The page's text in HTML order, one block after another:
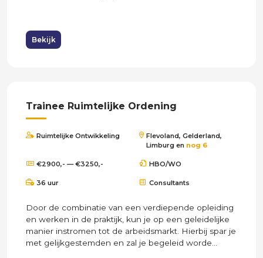
Bekijk
Trainee Ruimtelijke Ordening
Ruimtelijke Ontwikkeling
Flevoland, Gelderland,
Limburg en nog 6
€2900,- — €3250,- HBO/WO
36 uur Consultants
Door de combinatie van een verdiepende opleiding
en werken in de praktijk, kun je op een geleidelijke
manier instromen tot de arbeidsmarkt. Hierbij spar je
met gelijkgestemden en zal je begeleid worde...